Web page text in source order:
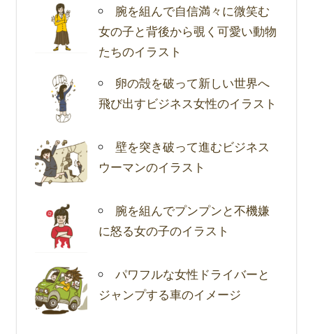
腕を組んで自信満々に微笑む
女の子と背後から覗く可愛い動物
たちのイラスト
卵の殻を破って新しい世界へ
飛び出すビジネス女性のイラスト
壁を突き破って進むビジネス
ウーマンのイラスト
腕を組んでプンプンと不機嫌
に怒る女の子のイラスト
パワフルな女性ドライバーと
ジャンプする車のイメージ